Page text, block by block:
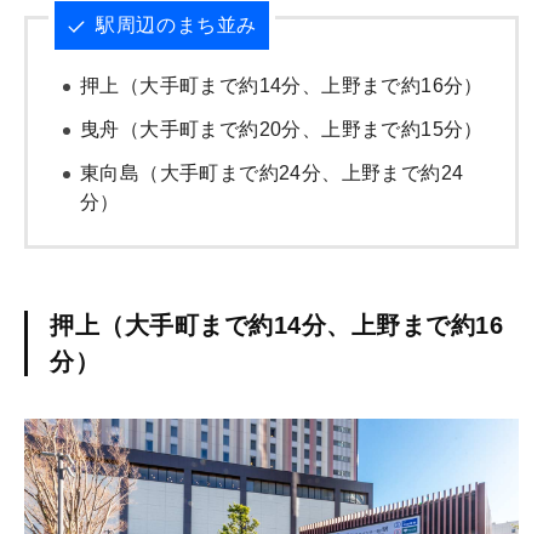
駅周辺のまち並み
押上（大手町まで約14分、上野まで約16分）
曳舟（大手町まで約20分、上野まで約15分）
東向島（大手町まで約24分、上野まで約24
分）
押上（大手町まで約14分、上野まで約16
分）